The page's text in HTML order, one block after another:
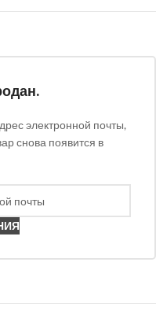
электронной почты,
снова появится в